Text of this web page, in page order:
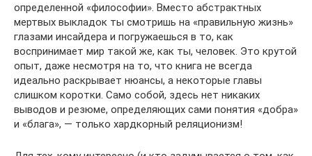
определенной «философии». Вместо абстрактных
мертвых выкладок ты смотришь на «правильную жизнь»
глазами инсайдера и погружаешься в то, как
воспринимает мир такой же, как ты, человек. Это крутой
опыт, даже несмотря на то, что книга не всегда
идеально раскрывает нюансы, а некоторые главы
слишком коротки. Само собой, здесь нет никаких
выводов и резюме, определяющих сами понятия «добра»
и «блага», — только хардкорный реляционизм!